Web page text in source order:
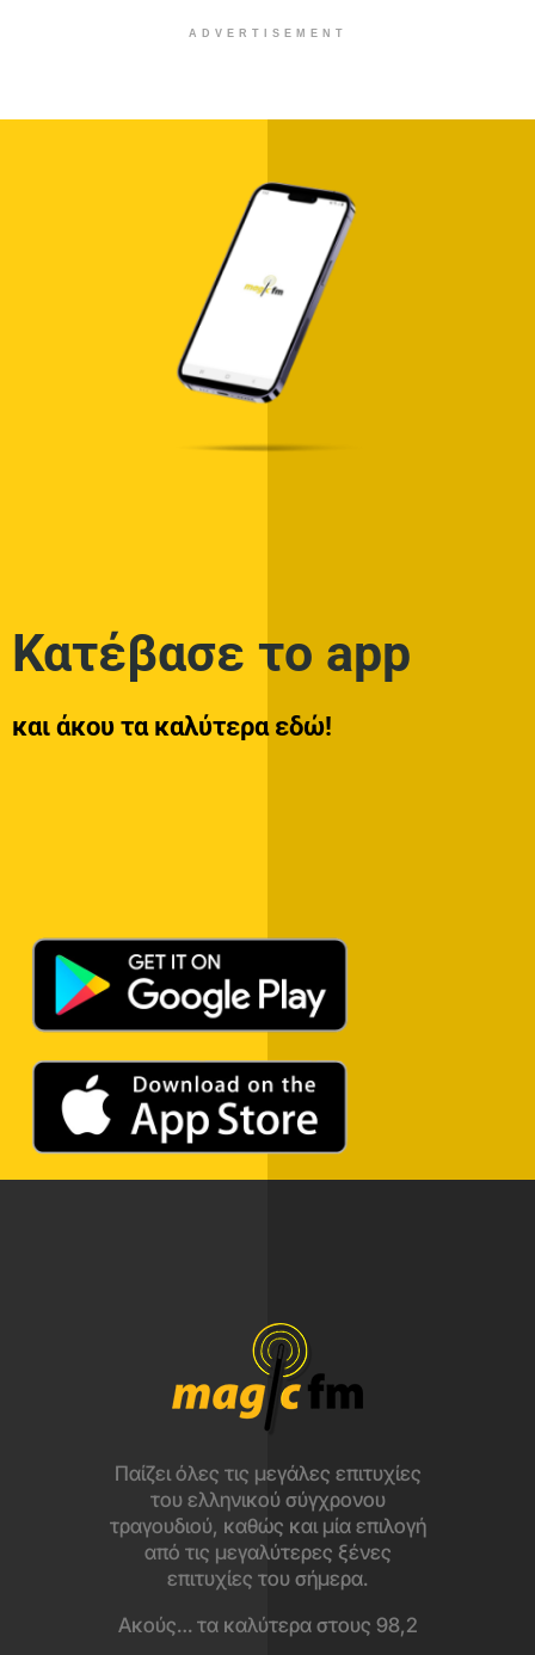
ADVERTISEMENT
Κατέβασε το app
και άκου τα καλύτερα εδώ!
Παίζει όλες τις μεγάλες επιτυχίες
του ελληνικού σύγχρονου
τραγουδιού, καθώς και μία επιλογή
από τις μεγαλύτερες ξένες
επιτυχίες του σήμερα.
Ακούς… τα καλύτερα στους 98,2